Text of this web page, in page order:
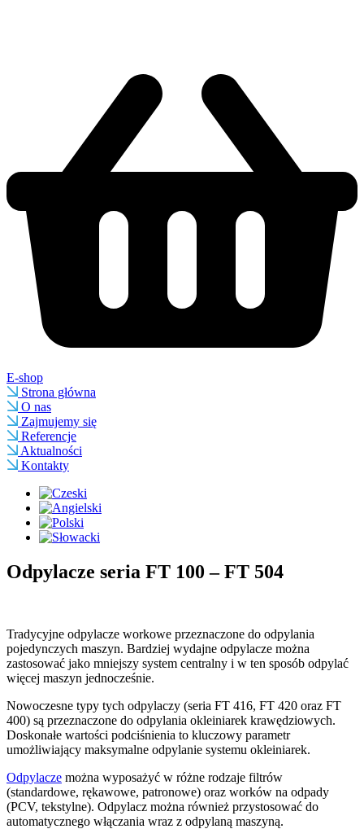
E-shop
Strona główna
O nas
Zajmujemy się
Referencje
Aktualności
Kontakty
Odpylacze seria FT 100 – FT 504
Tradycyjne odpylacze workowe przeznaczone do odpylania
pojedynczych maszyn. Bardziej wydajne odpylacze można
zastosować jako mniejszy system centralny i w ten sposób odpylać
więcej maszyn jednocześnie.
Nowoczesne typy tych odpylaczy (seria FT 416, FT 420 oraz FT
400) są przeznaczone do odpylania okleiniarek krawędziowych.
Doskonałe wartości podciśnienia to kluczowy parametr
umożliwiający maksymalne odpylanie systemu okleiniarek.
Odpylacze można wyposażyć w różne rodzaje filtrów
(standardowe, rękawowe, patronowe) oraz worków na odpady
(PCV, tekstylne). Odpylacz można również przystosować do
automatycznego włączania wraz z odpylaną maszyną.